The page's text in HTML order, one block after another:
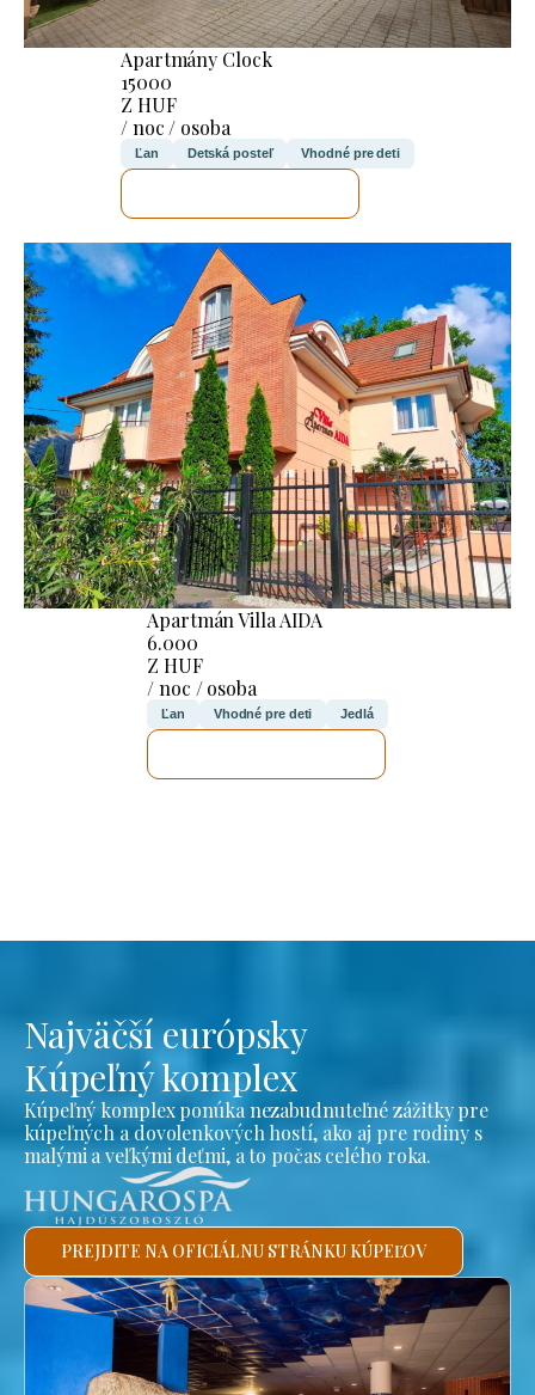
Apartmány Clock
15000
Z HUF
/ noc / osoba
Ľan Detská posteľ Vhodné pre deti
Apartmán Villa AIDA
6.000
Z HUF
/ noc / osoba
Ľan Vhodné pre deti Jedlá
Najväčší európsky
Kúpeľný komplex
Kúpeľný komplex ponúka nezabudnuteľné zážitky pre
kúpeľných a dovolenkových hostí, ako aj pre rodiny s
malými a veľkými deťmi, a to počas celého roka.
PREJDITE NA OFICIÁLNU STRÁNKU KÚPEĽOV